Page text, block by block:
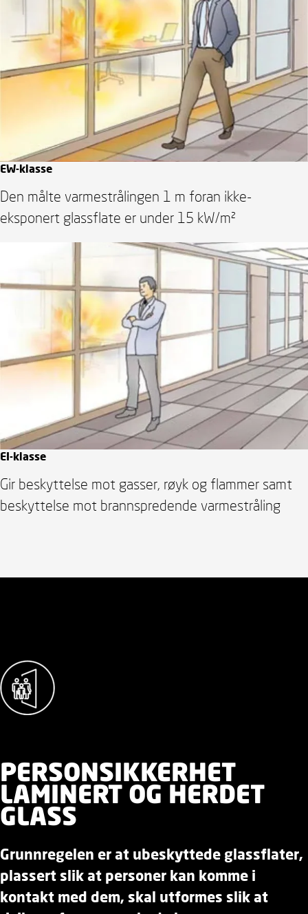
EW-klasse
Den målte varmestrålingen 1 m foran ikke-
eksponert glassflate er under 15 kW/m²
EI-klasse
Gir beskyttelse mot gasser, røyk og flammer samt
beskyttelse mot brannspredende varmestråling
PERSONSIKKERHET
LAMINERT OG HERDET
GLASS
Grunnregelen er at ubeskyttede glassflater,
plassert slik at personer kan komme i
kontakt med dem, skal utformes slik at